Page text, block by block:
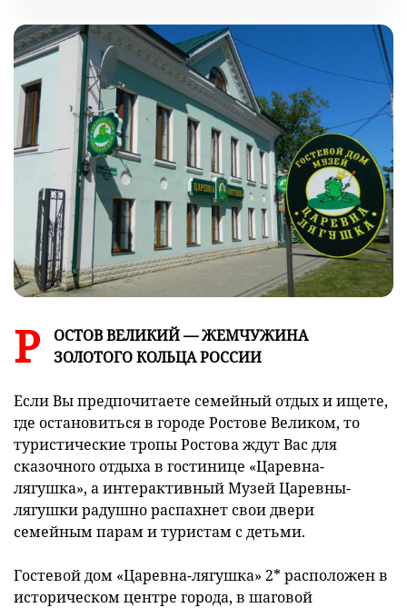
Р
ОСТОВ ВЕЛИКИЙ — ЖЕМЧУЖИНА
ЗОЛОТОГО КОЛЬЦА РОССИИ
Если Вы предпочитаете семейный отдых и ищете,
где остановиться в городе Ростове Великом, то
туристические тропы Ростова ждут Вас для
сказочного отдыха в гостинице «Царевна-
лягушка», а интерактивный Музей Царевны-
лягушки радушно распахнет свои двери
семейным парам и туристам с детьми.
Гостевой дом «Царевна-лягушка» 2* расположен в
историческом центре города, в шаговой